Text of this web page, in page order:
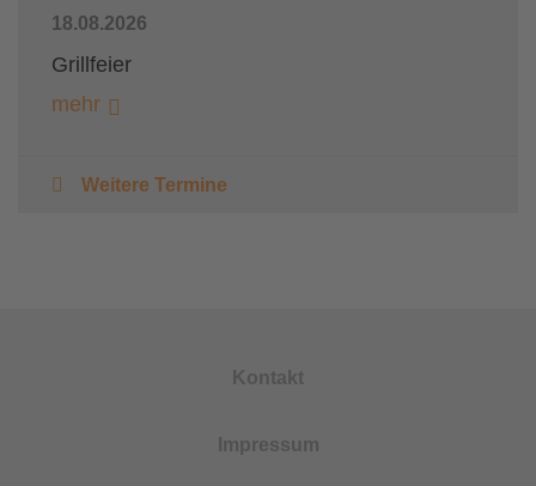
18.08.2026
Grillfeier
mehr
Weitere Termine
Kontakt
Impressum